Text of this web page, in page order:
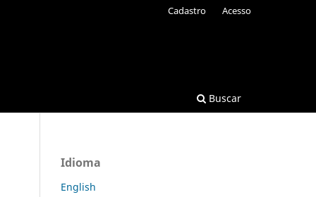
Buscar
Cadastro Acesso
Idioma
English